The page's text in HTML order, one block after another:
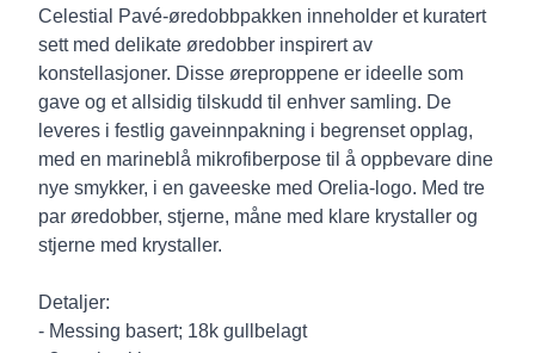
Description
Celestial Pavé-øredobbpakken inneholder et kuratert
sett med delikate øredobber inspirert av
konstellasjoner. Disse øreproppene er ideelle som
gave og et allsidig tilskudd til enhver samling. De
leveres i festlig gaveinnpakning i begrenset opplag,
med en marineblå mikrofiberpose til å oppbevare dine
nye smykker, i en gaveeske med Orelia-logo. Med tre
par øredobber, stjerne, måne med klare krystaller og
stjerne med krystaller.
Detaljer:
- Messing basert; 18k gullbelagt